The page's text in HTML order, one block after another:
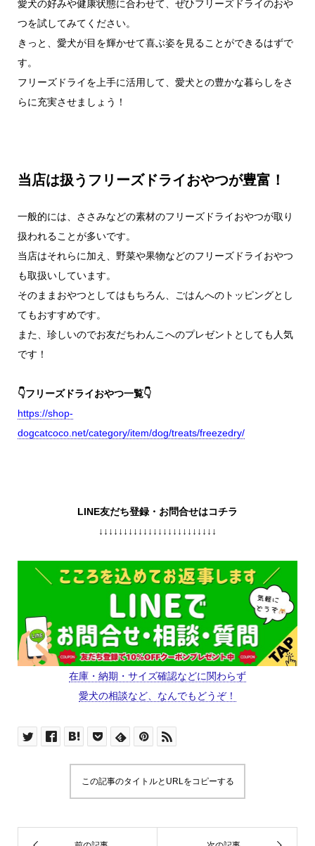
愛犬の好みや健康状態に合わせて、ぜひフリーズドライのおや
つを試してみてください。
きっと、愛犬が目を輝かせて喜ぶ姿を見ることができるはずで
す。
フリーズドライを上手に活用して、愛犬との豊かな暮らしをさ
らに充実させましょう！
当店は扱うフリーズドライおやつが豊富！
一般的には、ささみなどの素材のフリーズドライおやつが取り
扱われることが多いです。
当店はそれらに加え、野菜や果物などのフリーズドライおやつ
も取扱いしています。
そのままおやつとしてはもちろん、ごはんへのトッピングとし
てもおすすめです。
また、珍しいのでお友だちわんこへのプレゼントとしても人気
です！
👇フリーズドライおやつ一覧👇
https://shop-
dogcatcoco.net/category/item/dog/treats/freezedry/
LINE友だち登録・お問合せはコチラ
↓↓↓↓↓↓↓↓↓↓↓↓↓↓↓↓↓↓↓↓↓↓↓↓
在庫・納期・サイズ確認などに関わらず
愛犬の相談など、なんでもどうぞ！
この記事のタイトルとURLをコピーする